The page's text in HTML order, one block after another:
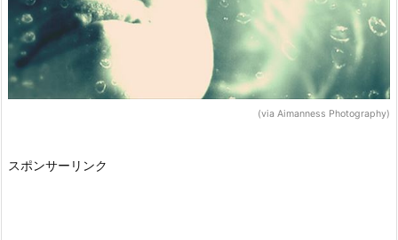
(via Aimanness Photography)
スポンサーリンク